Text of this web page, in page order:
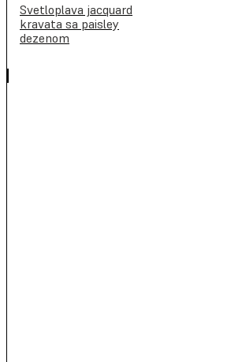
Svetloplava jacquard
kravata sa paisley
dezenom